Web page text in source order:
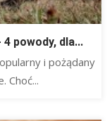
powody, dla...
i pożądany
Choć...